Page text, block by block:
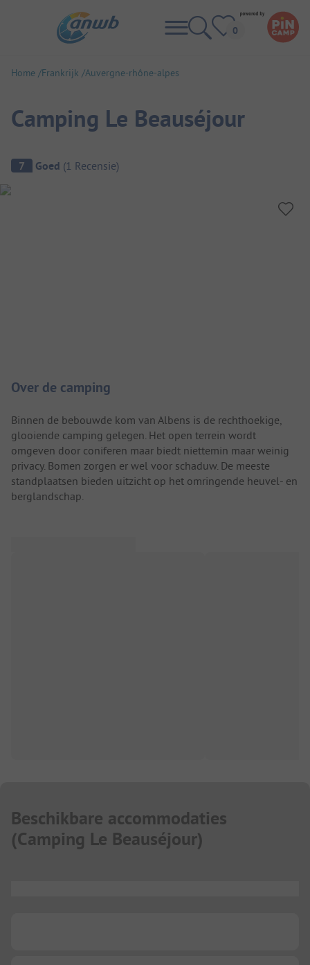
Home Frankrijk Auvergne-rhône-alpes
Camping Le Beauséjour
Camping overzicht
7 Goed (1 Recensie)
Over de camping
Binnen de bebouwde kom van Albens is de rechthoekige,
glooiende camping gelegen. Het open terrein wordt
omgeven door coniferen maar biedt niettemin maar weinig
privacy. Bomen zorgen er wel voor schaduw. De meeste
standplaatsen bieden uitzicht op het omringende heuvel- en
berglandschap.
Beschikbare accommodaties
(Camping Le Beauséjour)